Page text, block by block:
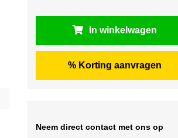
In winkelwagen
% Korting aanvragen
Neem direct contact met ons op